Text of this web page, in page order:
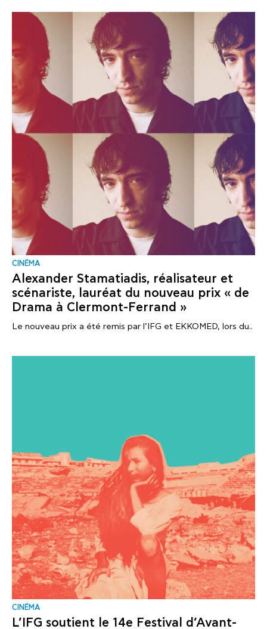
CINÉMA
Alexander Stamatiadis, réalisateur et
scénariste, lauréat du nouveau prix « de
Drama à Clermont-Ferrand »
Le nouveau prix a été remis par l’IFG et EKKOMED, lors du..
CINÉMA
L’IFG soutient le 14e Festival d’Avant-